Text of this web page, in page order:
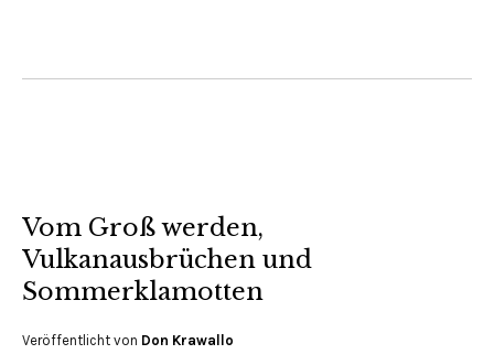
Vom Groß werden,
Vulkanausbrüchen und
Sommerklamotten
Veröffentlicht von Don Krawallo